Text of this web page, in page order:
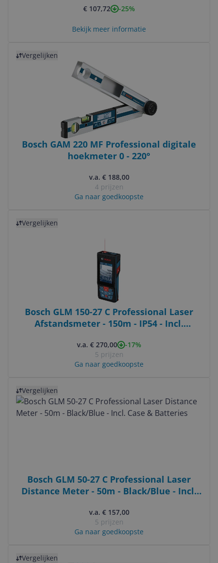
€ 107,72 -25%
Bekijk meer informatie
Vergelijken
Bosch GAM 220 MF Professional digitale
hoekmeter 0 - 220°
v.a. € 188,00
4 prijzen
Ga naar goedkoopste
Vergelijken
Bosch GLM 150-27 C Professional Laser
Afstandsmeter - 150m - IP54 - Incl.
v.a. € 270,00
-17%
5 prijzen
Ga naar goedkoopste
Vergelijken
Bosch GLM 50-27 C Professional Laser
Distance Meter - 50m - Black/Blue - Incl.
v.a. € 157,00
5 prijzen
Ga naar goedkoopste
Vergelijken